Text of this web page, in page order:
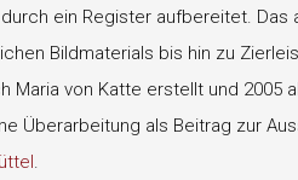
ein Register aufbereitet.
Bildmaterials bis hin zu
Maria von Katte erstellt und 2005
Überarbeitung als Beitrag zur
.